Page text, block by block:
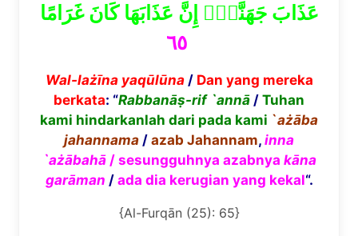
عَذَابَ جَهَنَّمَۖ إِنَّ عَذَابَهَا كَانَ غَرَامًا
٦٥
Wal-lażīnayaqūlūna/ Dan yang mereka
berkata: “Rabbanāṣ-rif `annā / Tuhan
kami hindarkanlah dari pada kami `ażāba
jahannama / azab Jahannam, inna
`ażābahā/ sesungguhnya azabnya kāna
garāman /ada dia kerugian yang kekal“.
{Al-Furqān (25): 65}